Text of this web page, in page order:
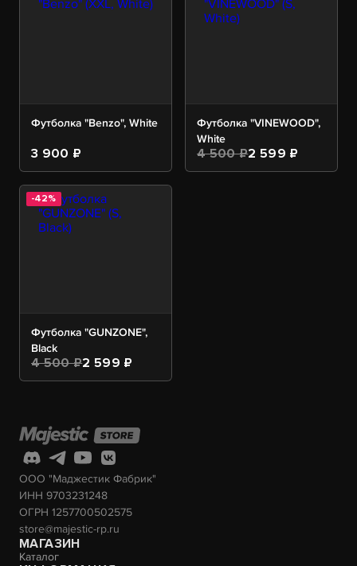
Футболка "Benzo", White
3 900 ₽
Футболка "VINEWOOD",
White
4 500 ₽2 599 ₽
-42%
Футболка "GUNZONE",
Black
4 500 ₽2 599 ₽
ООО "Маджестик Фабрик"
ИНН 9703231248
ОГРН 1257700502575
store@majestic-rp.ru
МАГАЗИН
Каталог